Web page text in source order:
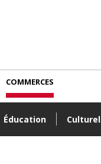
Éducation Culturel
COMMERCES